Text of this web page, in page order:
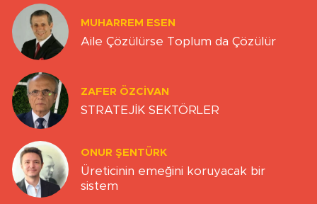
MUHARREM ESEN
Aile Çözülürse Toplum da Çözülür
ZAFER ÖZCIVAN
STRATEJİK SEKTÖRLER
ONUR ŞENTÜRK
Üreticinin emeğini koruyacak bir
sistem